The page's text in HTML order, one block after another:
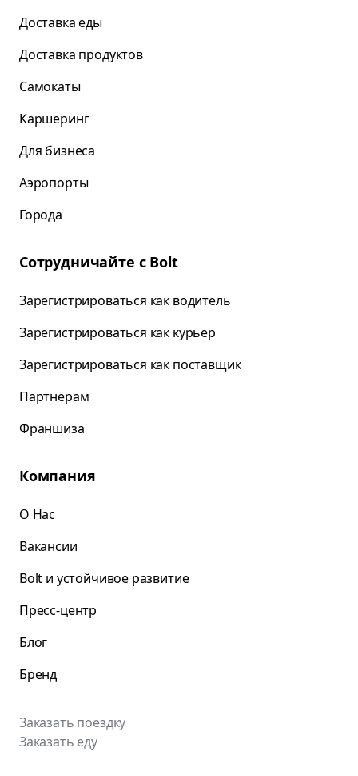
Доставка еды
Доставка продуктов
Самокаты
Каршеринг
Для бизнеса
Аэропорты
Города
Сотрудничайте с Bolt
Зарегистрироваться как водитель
Зарегистрироваться как курьер
Зарегистрироваться как поставщик
Партнёрам
Франшиза
Компания
О Нас
Вакансии
Bolt и устойчивое развитие
Пресс-центр
Блог
Бренд
Заказать поездку
Заказать еду